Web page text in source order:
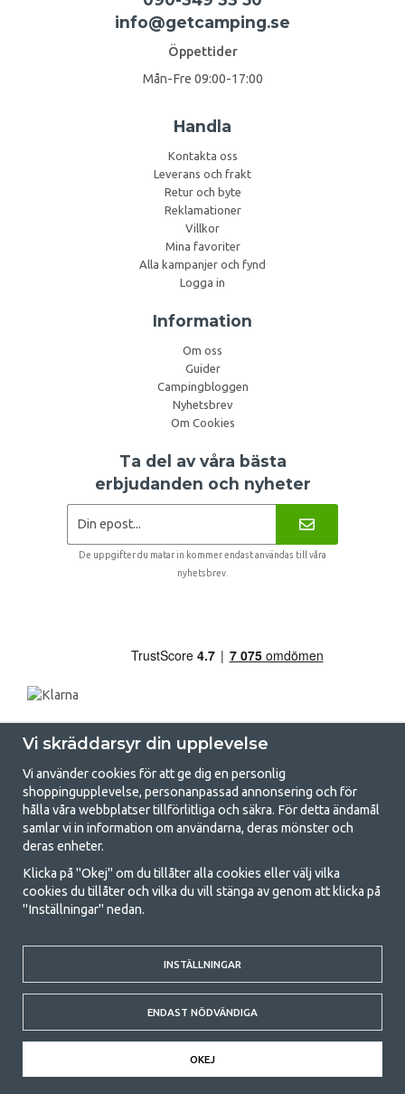
info@getcamping.se
Öppettider
Mån-Fre 09:00-17:00
Handla
Kontakta oss
Leverans och frakt
Retur och byte
Reklamationer
Villkor
Mina favoriter
Alla kampanjer och fynd
Logga in
Information
Om oss
Guider
Campingbloggen
Nyhetsbrev
Om Cookies
Ta del av våra bästa
erbjudanden och nyheter
De uppgifter du matar in kommer endast användas till våra
nyhetsbrev.
GetCamping.se - Din butik för camping
och uteliv
Att campa kan antingen vara en livsstil eller ett sätt att samla familjen
för ett gemensamt äventyr. Oavsett vilken kategori du tillhör hittar du
med att campa så därför erbjuder vi riktigt bra priser på familjetält,
husvagnstält och all annan utrustning för camping och friluftsliv. Vårt
mål är att i varje priskategori erbjuda den bästa campingutrustningen
gällande kvalitet och funktionalitet. Ta gärna kontakt med oss om det
är något du saknar eller vill veta mer om.
© 2020 GetCamping. All rights reserved.
Vi skräddarsyr din upplevelse
Vi använder cookies för att ge dig en personlig
shoppingupplevelse, personanpassad annonsering och för
hålla våra webbplatser tillförlitliga och säkra. För detta ändamål
samlar vi in information om användarna, deras mönster och
deras enheter.
Klicka på "Okej" om du tillåter alla cookies eller välj vilka
cookies du tillåter och vilka du vill stänga av genom att klicka på
"Inställningar" nedan.
INSTÄLLNINGAR
ENDAST NÖDVÄNDIGA
OKEJ